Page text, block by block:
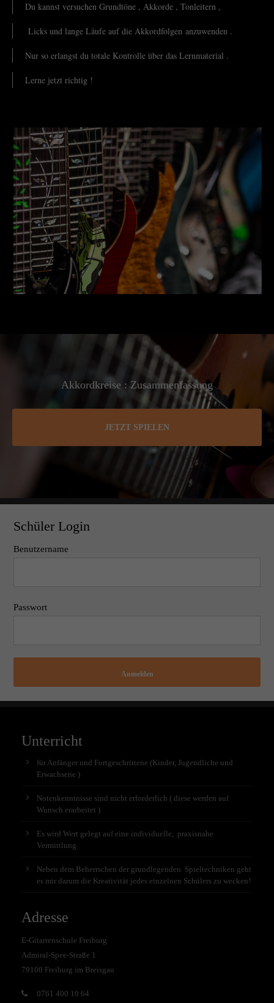
Du kannst versuchen Grundtöne , Akkorde , Tonleitern ,
Licks und lange Läufe auf die Akkordfolgen anzuwenden .
Nur so erlangst du totale Kontrolle über das Lernmaterial .
Lerne jetzt richtig !
Akkordkreise : Zusammenfassung
JETZT SPIELEN
Schüler Login
Benutzername
Passwort
Anmelden
Unterricht
für Anfänger und Fortgeschrittene (Kinder, Jugendliche und
Erwachsene )
Notenkenntnisse sind nicht erforderlich ( diese werden auf
Wunsch erarbeitet )
Es wird Wert gelegt auf eine individuelle, praxisnahe
Vermittlung
Neben dem Beherrschen der grundlegenden Spieltechniken geht
es mir darum die Kreativität jedes einzelnen Schülers zu wecken!
Adresse
E-Gitarrenschule Freiburg
Admiral-Spee-Straße 1
79100 Freiburg im Breisgau
0761 400 10 64